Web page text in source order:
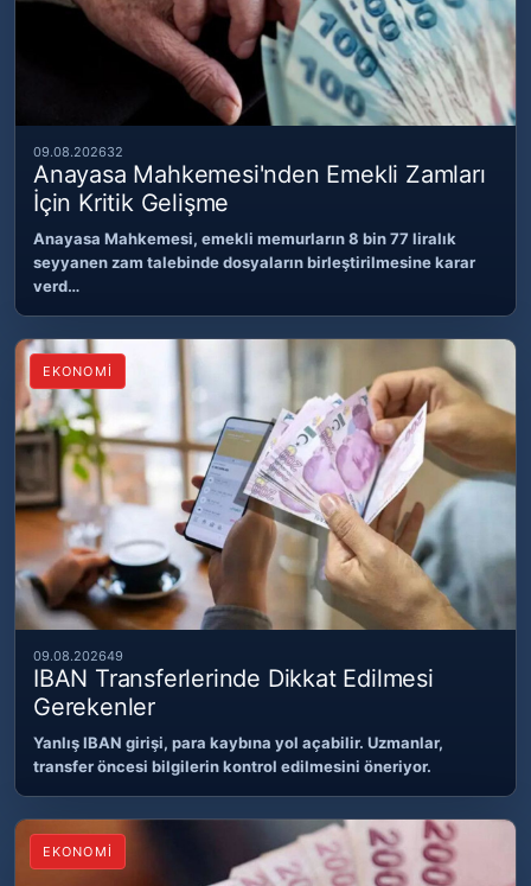
09.08.202632
Anayasa Mahkemesi'nden Emekli Zamları
İçin Kritik Gelişme
Anayasa Mahkemesi, emekli memurların 8 bin 77 liralık
seyyanen zam talebinde dosyaların birleştirilmesine karar
verd…
EKONOMİ
09.08.202649
IBAN Transferlerinde Dikkat Edilmesi
Gerekenler
Yanlış IBAN girişi, para kaybına yol açabilir. Uzmanlar,
transfer öncesi bilgilerin kontrol edilmesini öneriyor.
EKONOMİ